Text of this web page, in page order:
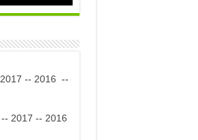
2017 -- 2016 --
-- 2017 -- 2016